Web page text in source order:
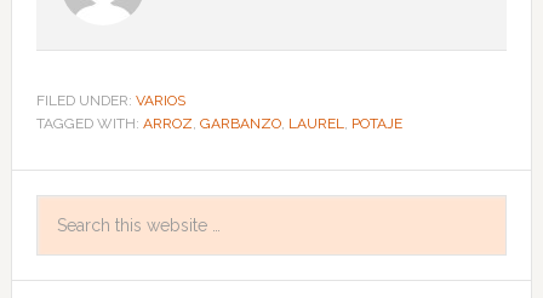
FILED UNDER: VARIOS
TAGGED WITH: ARROZ, GARBANZO, LAUREL, POTAJE